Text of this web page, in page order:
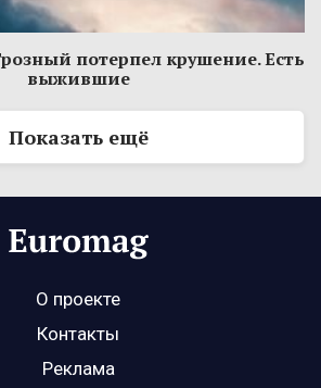
потерпел крушение. Есть
выжившие
Показать ещё
О проекте
Контакты
Реклама